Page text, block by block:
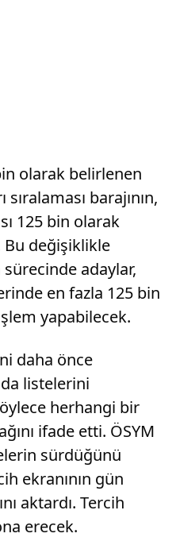
olarak belirlenen
barajının,
125 bin olarak
değişiklikle
adaylar,
en fazla 125 bin
yapabilecek.
daha önce
listelerini
herhangi bir
ifade etti. ÖSYM
sürdüğünü
ekranının gün
aktardı. Tercih
erecek.